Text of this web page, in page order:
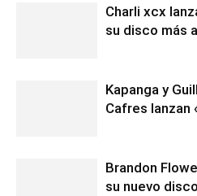
Charli xcx
su disco más
Kapanga y
Cafres lanzan
Brandon
su nuevo